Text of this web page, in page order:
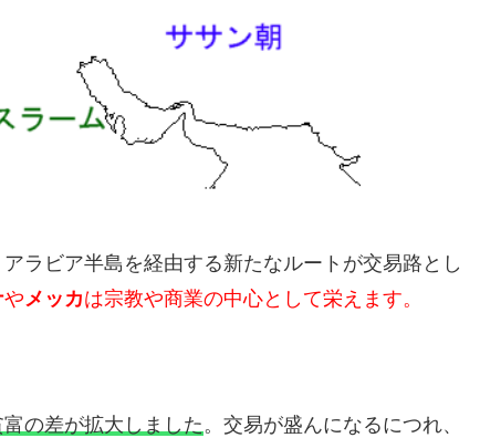
ラビア半島を経由する新たなルートが交易路とし
や メッカは宗教や商業の中心として栄えます。
の差が拡大しました 。交易が盛んになるにつれ、